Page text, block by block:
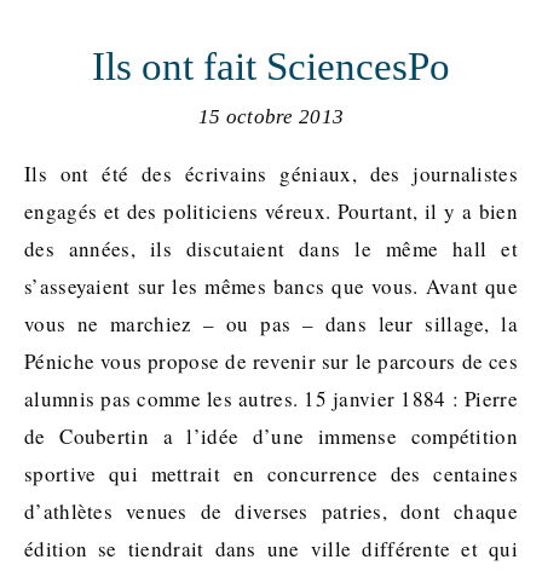
Ils ont fait SciencesPo
15 octobre 2013
Ils ont été des écrivains géniaux, des journalistes
engagés et des politiciens véreux. Pourtant, il y a bien
des années, ils discutaient dans le même hall et
s’asseyaient sur les mêmes bancs que vous. Avant que
vous ne marchiez – ou pas – dans leur sillage, la
Péniche vous propose de revenir sur le parcours de ces
alumnis pas comme les autres. 15 janvier 1884 : Pierre
de Coubertin a l’idée d’une immense compétition
sportive qui mettrait en concurrence des centaines
d’athlètes venues de diverses patries, dont chaque
édition se tiendrait dans une ville différente et qui